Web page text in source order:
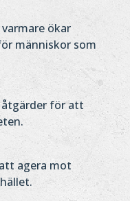
ökar
människor som
åtgärder för att
agera mot